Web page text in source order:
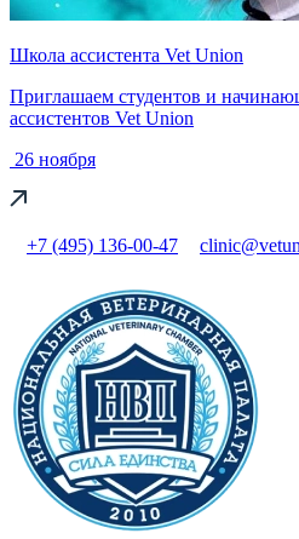
Школа ассистента Vet Union
Приглашаем студентов и
ассистентов Vet Union
26 ноября
+7 (495) 136-00-47